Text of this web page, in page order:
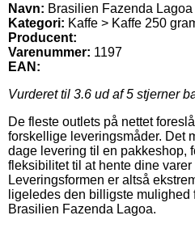
Navn: Brasilien Fazenda Lagoa
Kategori: Kaffe > Kaffe 250
Producent:
Varenummer: 1197
EAN:
Vurderet til 3.6 ud af 5 stjerner
De fleste outlets på nettet
forskellige leveringsmåder. Det
dage levering til en pakkeshop,
fleksibilitet til at hente dine
Leveringsformen er altså
ligeledes den billigste
Brasilien Fazenda Lagoa.